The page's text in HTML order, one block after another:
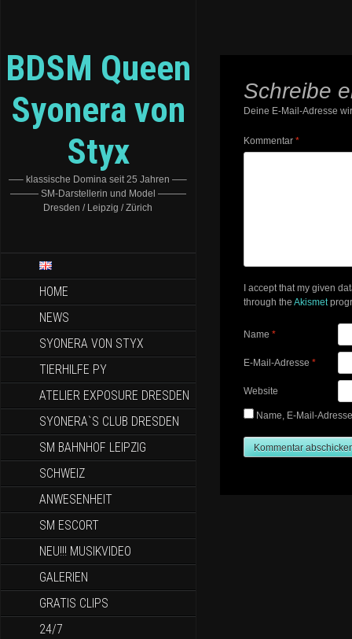
BDSM Queen
Syonera von
Styx
—– klassische Domina seit 25 Jahren —–
——— SM-Darstellerin und Model ———
Dresden / Leipzig / Zürich
HOME
NEWS
SYONERA VON STYX
TIERHILFE PY
ATELIER EXPOSURE DRESDEN
SYONERA`S CLUB DRESDEN
SM BAHNHOF LEIPZIG
SCHWEIZ
ANWESENHEIT
SM ESCORT
NEU!!! MUSIKVIDEO
GALERIEN
GRATIS CLIPS
24/7
Schreibe
Deine E-Mail-Adresse
Kommentar *
I accept that my given
through the Akismet
Name *
E-Mail-Adresse *
Website
Name, E-Mail-